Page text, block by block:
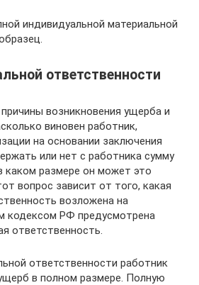
индивидуальной материальной
ответственности
возникновения ущерба и
виновен работник,
на основании заключения
или нет с работника сумму
каком размере он может это
вопрос зависит от того, какая
возложена на
кодексом РФ предусмотрена
ответственность.
ответственности работник
в полном размере. Полную